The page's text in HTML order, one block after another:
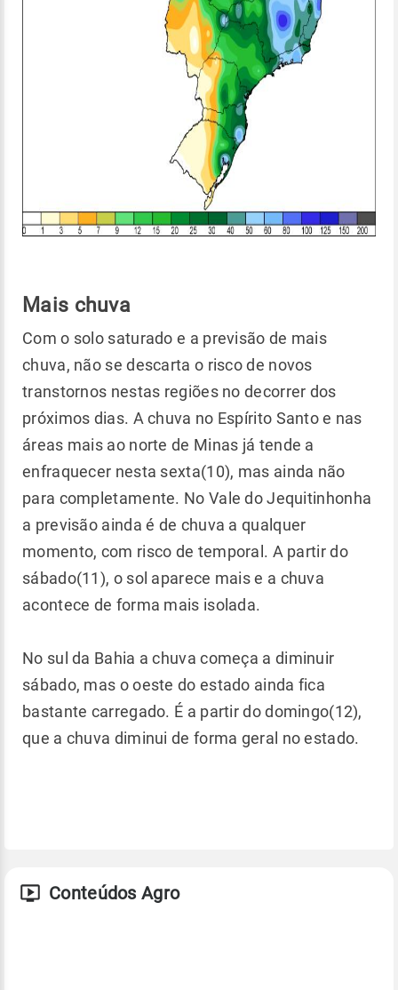
Mais chuva
Com o solo saturado e a previsão de mais
chuva, não se descarta o risco de novos
transtornos nestas regiões no decorrer dos
próximos dias. A chuva no Espírito Santo e nas
áreas mais ao norte de Minas já tende a
enfraquecer nesta sexta(10), mas ainda não
para completamente. No Vale do Jequitinhonha
a previsão ainda é de chuva a qualquer
momento, com risco de temporal. A partir do
sábado(11), o sol aparece mais e a chuva
acontece de forma mais isolada.
No sul da Bahia a chuva começa a diminuir
sábado, mas o oeste do estado ainda fica
bastante carregado. É a partir do domingo(12),
que a chuva diminui de forma geral no estado.
Conteúdos Agro